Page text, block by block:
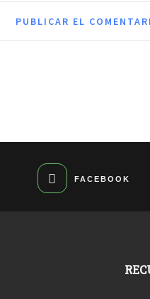
FACEBOOK